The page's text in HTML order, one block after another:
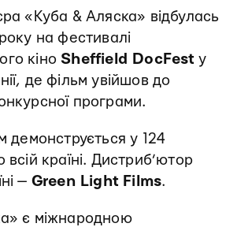
«Куба & Аляска» відбулась
на фестивалі
кіно Sheffield DocFest у
де фільм увійшов до
програми.
демонструється у 124
всій країні. Дистриб’ютор
— Green Light Films.
є міжнародною